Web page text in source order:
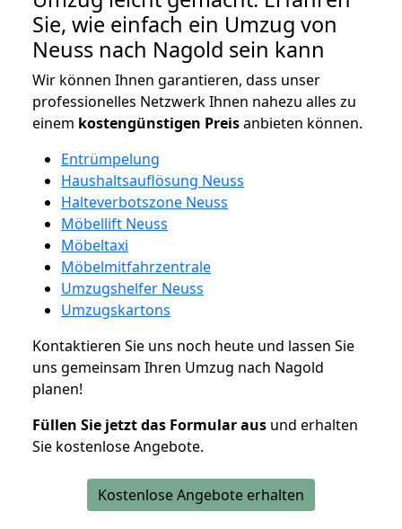
Sie, wie einfach ein Umzug von
Neuss nach Nagold sein kann
Wir können Ihnen garantieren, dass unser
professionelles Netzwerk Ihnen nahezu alles zu
einem kostengünstigen Preisanbieten können.
Entrümpelung
Haushaltsauflösung Neuss
Halteverbotszone Neuss
Möbellift Neuss
Möbeltaxi
Möbelmitfahrzentrale
Umzugshelfer Neuss
Umzugskartons
Kontaktieren Sie uns noch heute und lassen Sie
uns gemeinsam Ihren Umzug nach Nagold
planen!
Füllen Sie jetzt das Formular aus und erhalten
Sie kostenlose Angebote.
Kostenlose Angebote erhalten